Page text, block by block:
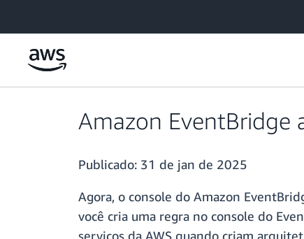
Amazon EventBridge
Publicado: 31 de jan de 2025
Agora, o console do Amazon
você cria uma regra no console do
serviços da AWS quando criam